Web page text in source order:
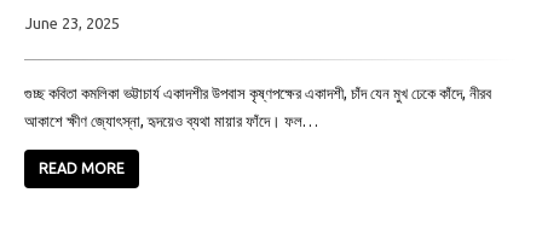
June 23, 2025
গুচ্ছ কবিতা কমলিকা ভট্টাচার্য একাদশীর উপবাস কৃষ্ণপক্ষের একাদশী, চাঁদ যেন মুখ ঢেকে কাঁদে, নীরব
আকাশে ক্ষীণ জ্যোৎস্না, হৃদয়েও ব্যথা মায়ার ফাঁদে। ফল…
READ MORE